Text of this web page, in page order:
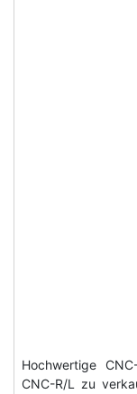
Hochwertige
CNC-R/L zu